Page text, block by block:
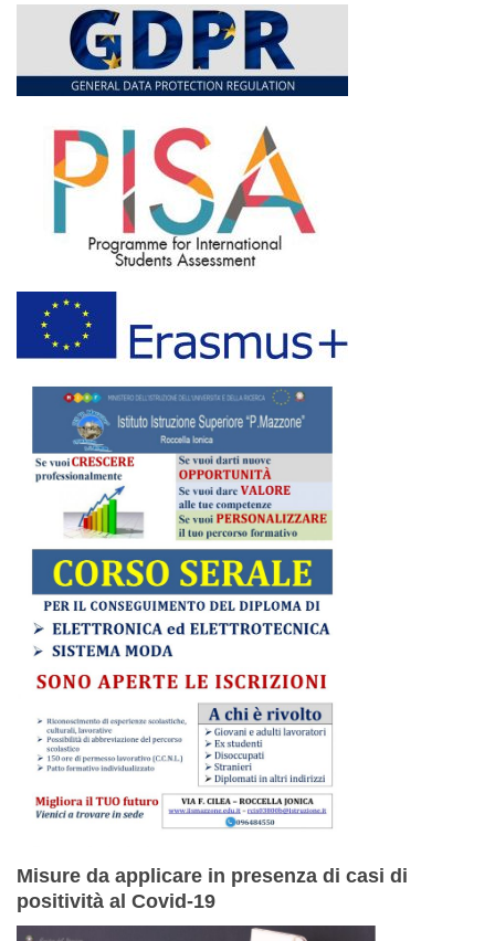
Misure da applicare in presenza di casi di
positività al Covid-19